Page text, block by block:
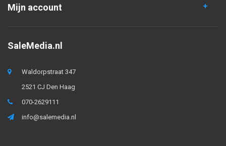
Mijn account
SaleMedia.nl
Waldorpstraat 347
2521 CJ Den Haag
070-2629111
info@salemedia.nl